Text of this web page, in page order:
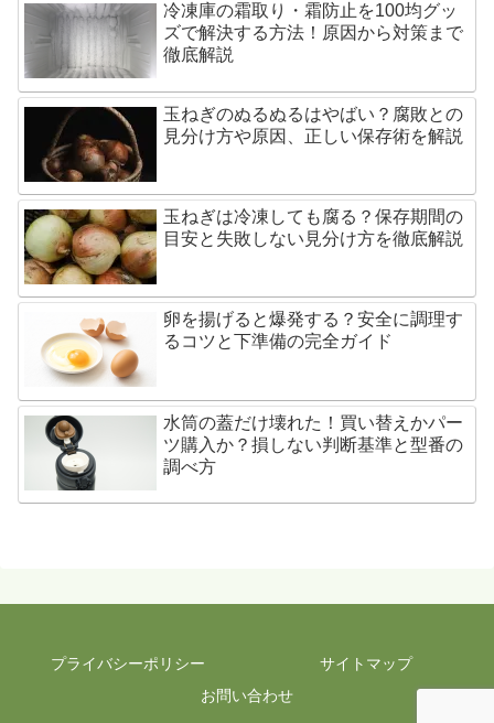
冷凍庫の霜取り・霜防止を100均グッ
ズで解決する方法！原因から対策まで
徹底解説
玉ねぎのぬるぬるはやばい？腐敗との
見分け方や原因、正しい保存術を解説
玉ねぎは冷凍しても腐る？保存期間の
目安と失敗しない見分け方を徹底解説
卵を揚げると爆発する？安全に調理す
るコツと下準備の完全ガイド
水筒の蓋だけ壊れた！買い替えかパー
ツ購入か？損しない判断基準と型番の
調べ方
プライバシーポリシー
サイトマップ
お問い合わせ